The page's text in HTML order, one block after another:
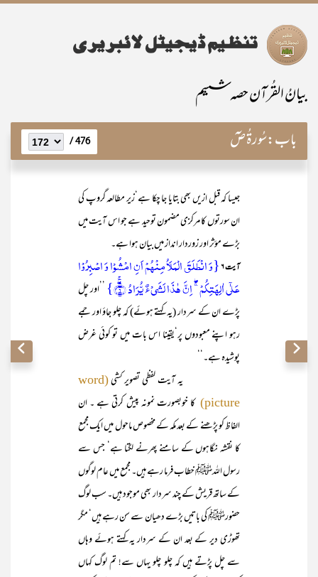
بیانُ القُرآن حصہ ششم
باب:سُورۃُ صٓ 476 /
جیسا کہ قبل ازیں بھی بتایا جا چکا ہے‘زیر مطالعہ گروپ کی
ان سورتوں کا مرکزی مضمون توحید ہے جو اس آیت میں
بڑے مؤثر اور زوردار انداز میں بیان ہوا ہے۔
آیت ۶ {وَ انۡطَلَقَ الۡمَلَاُ مِنۡہُمۡ اَنِ امۡشُوۡا وَ اصۡبِرُوۡا
عَلٰۤی اٰلِہَتِکُمۡ ۚۖ اِنَّ ہٰذَا لَشَیۡءٌ یُّرَادُ ۖ﴿ۚ۶﴾}
’’اور چل
پڑے ان کے سردار (یہ کہتے ہوئے) کہ چلو جاؤ اور جمے
رہو اپنے معبودوں پر‘یقینا اس بات میں تو کوئی غرض
پوشیدہ ہے۔‘‘
یہ آیت لفظی تصویر کشی (word
picture)
کا خوبصورت نمونہ پیش کرتی ہے ۔ ان
الفاظ کو پڑھنے کے بعد مکہ کے مخصوص ماحول میں ایک مجمع
کا نقشہ نگاہوں کے سامنے پھرنے لگتا ہے‘ جس سے
رسول اللہﷺ خطاب فرما رہے ہیں۔ مجمع میں عام لوگوں
کے ساتھ قریش کے چند سردار بھی موجود ہیں۔ سب لوگ
حضورﷺ کی باتیں بڑے دھیان سے سن رہے ہیں‘ مگر
تھوڑی دیر کے بعد ان کے سردار یہ کہتے ہوئے وہاں
سے چل پڑتے ہیں کہ چلو چلو یہاں سے! تم لوگ کہاں